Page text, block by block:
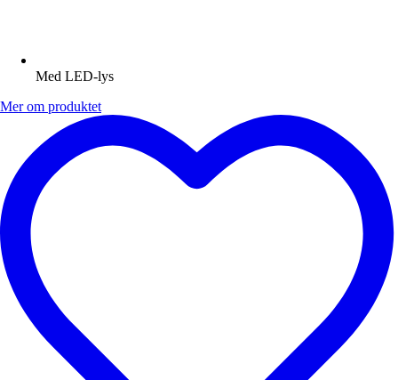
Med LED-lys
Mer om produktet